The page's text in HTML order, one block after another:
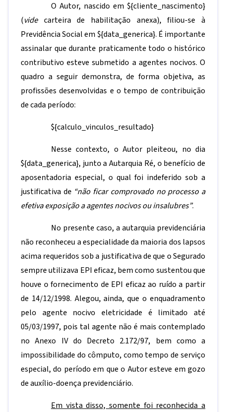
O Autor, nascido em ${cliente_nascimento}
(vide carteira de habilitação anexa), filiou-se à
Previdência Social em ${data_generica}. É importante
assinalar que durante praticamente todo o histórico
contributivo esteve submetido a agentes nocivos. O
quadro a seguir demonstra, de forma objetiva, as
profissões desenvolvidas e o tempo de contribuição
de cada período:
${calculo_vinculos_resultado}
Nesse contexto, o Autor pleiteou, no dia
${data_generica}, junto a Autarquia Ré, o benefício de
aposentadoria especial, o qual foi indeferido sob a
justificativa de “não ficar comprovado no processo a
efetiva exposição a agentes nocivos ou insalubres”.
No presente caso, a autarquia previdenciária
não reconheceu a especialidade da maioria dos lapsos
acima requeridos sob a justificativa de que o Segurado
sempre utilizava EPI eficaz, bem como sustentou que
houve o fornecimento de EPI eficaz ao ruído a partir
de 14/12/1998. Alegou, ainda, que o enquadramento
pelo agente nocivo eletricidade é limitado até
05/03/1997, pois tal agente não é mais contemplado
no Anexo IV do Decreto 2.172/97, bem como a
impossibilidade do cômputo, como tempo de serviço
especial, do período em que o Autor esteve em gozo
de auxílio-doença previdenciário.
Em vista disso, somente foi reconhecida a